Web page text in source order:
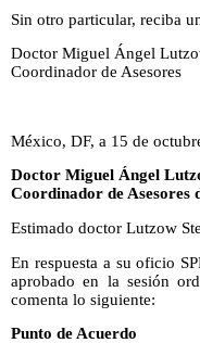
Sin otro particular, reciba
Doctor Miguel Ángel
Coordinador de Asesores
México, DF, a 15 de
Doctor Miguel Ángel
Coordinador de Asesores
Estimado doctor Lutzow
En respuesta a su oficio
aprobado en la sesión
comenta lo siguiente:
Punto de Acuerdo